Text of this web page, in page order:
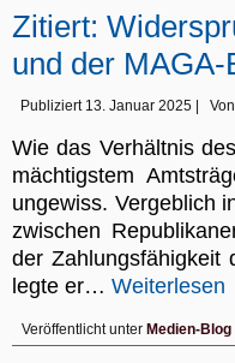
Zitiert:
und der MAGA-
Publiziert 13. Januar 2025 Von
Wie das Verhältnis
mächtigstem
ungewiss. Vergeblich
zwischen
der Zahlungsfähigkeit
legte er… Weiterlesen
Veröffentlicht unter Medien-Blog